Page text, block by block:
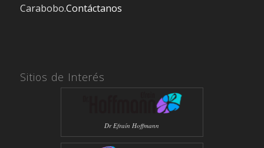
Carabobo.Contáctanos
Sitios de Interés
Dr Efraín Hoffmann